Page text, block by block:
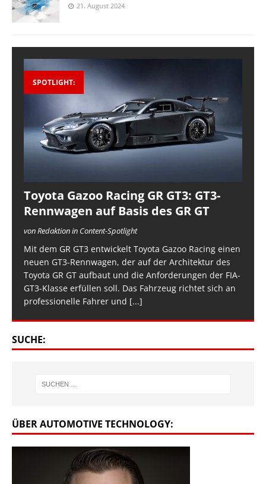
21. August 2024
SPOTLIGHT:
Toyota Gazoo Racing GR GT3: GT3-
Rennwagen auf Basis des GR GT
von Redaktion in Content-Spotlight
Mit dem GR GT3 entwickelt Toyota Gazoo Racing einen
neuen GT3-Rennwagen, der auf der Architektur des
Toyota GR GT aufbaut und die Anforderungen der FIA-
GT3-Klasse erfüllen soll. Das Fahrzeug richtet sich an
professionelle Fahrer und [...]
SUCHE:
ÜBER AUTOMOTIVE TECHNOLOGY: